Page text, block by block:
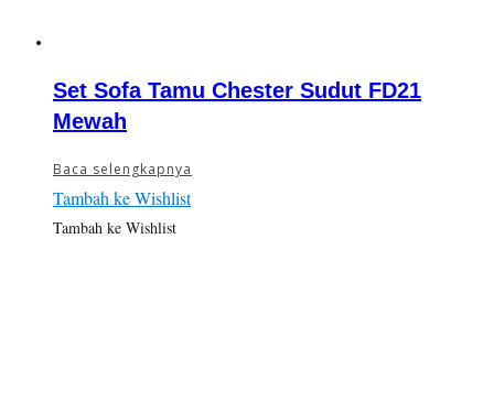
Set Sofa Tamu Chester Sudut FD21
Mewah
Baca selengkapnya
Tambah ke Wishlist
Tambah ke Wishlist